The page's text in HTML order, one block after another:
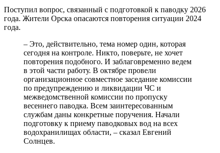
Поступил вопрос, связанный с подготовкой к паводку 2026
года. Жители Орска опасаются повторения ситуации 2024
года.
– Это, действительно, тема номер один, которая
сегодня на контроле. Никто, поверьте, не хочет
повторения подобного. И заблаговременно ведем
в этой части работу. В октябре провели
организационное совместное заседание комиссии
по предупреждению и ликвидации ЧС и
межведомственной комиссии по пропуску
весеннего паводка. Всем заинтересованным
службам даны конкретные поручения. Начали
подготовку к приему паводковых вод на всех
водохранилищах области, – сказал Евгений
Солнцев.